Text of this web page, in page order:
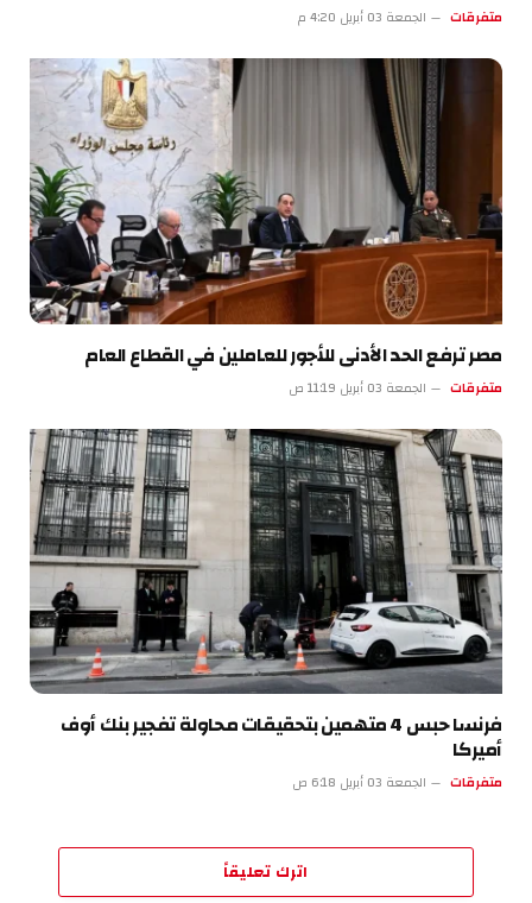
متفرقات الجمعة 03 أبريل 4:20 م
مصر ترفع الحد الأدنى للأجور للعاملين في القطاع العام
متفرقات الجمعة 03 أبريل 11:19 ص
فرنسا حبس 4 متهمين بتحقيقات محاولة تفجير بنك أوف
أميركا
متفرقات الجمعة 03 أبريل 6:18 ص
اترك تعليقاً